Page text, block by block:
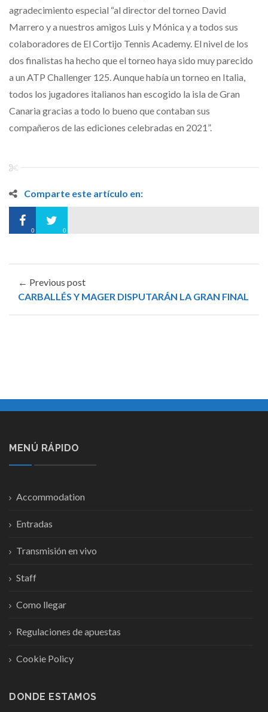
agradecimiento especial “al director del torneo David
Marrero y a nuestros amigos Luis y Mónica y a todos sus
colaboradores de El Cortijo Tennis Academy. El nivel de los
dos finalistas ha hecho que el torneo haya sido muy parecido
a un ATP Challenger 125. Aunque había un torneo en Italia,
todos los jugadores italianos han escogido la isla de Gran
Canaria gracias a todo lo bueno que contaban sus
compañeros de las ediciones celebradas en 2021”.
Comparte este artículo en:
0 0
← Previous post
CARBALLÉS Y MAGER DISPUTARÁN LA GRAN FINAL
MENÚ RÁPIDO
Accommodation
Entradas
Transmisión en vivo
Staff
Como llegar
Regulaciones de apuestas
Cookie Policy
DONDE ESTAMOS